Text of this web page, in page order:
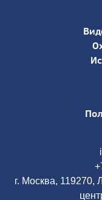
г. Москва, 119270,